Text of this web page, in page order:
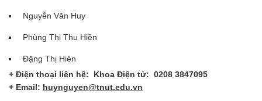
Nguyễn Văn Huy
Phùng Thị Thu Hiền
Đặng Thị Hiên
+ Điện thoại liên hệ: Khoa Điện tử: 0208 3847095
+ Email: huynguyen@tnut.edu.vn